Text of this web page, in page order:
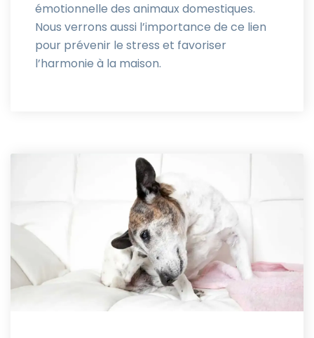
émotionnelle des animaux domestiques.
Nous verrons aussi l’importance de ce lien
pour prévenir le stress et favoriser
l’harmonie à la maison.